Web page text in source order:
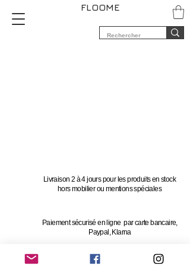
FLOOME
Livraison 2 à 4 jours pour les produits en stock
hors mobilier ou mentions spéciales
Paiement sécurisé en ligne par carte bancaire,
Paypal, Klarna
Vous avez 14 jours pour changer d'avis